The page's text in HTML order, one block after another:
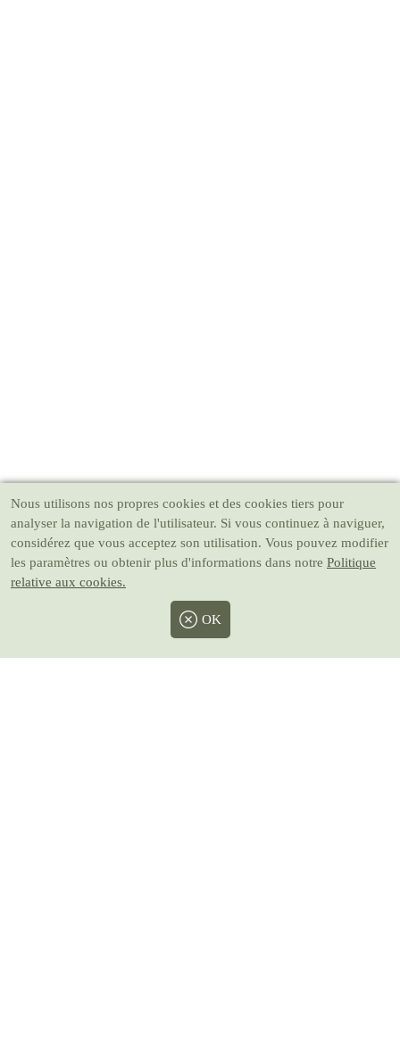
Nous utilisons nos propres cookies et des cookies tiers pour
analyser la navigation de l'utilisateur. Si vous continuez à naviguer,
considérez que vous acceptez son utilisation. Vous pouvez modifier
les paramètres ou obtenir plus d'informations dans notre Politique
relative aux cookies.
OK